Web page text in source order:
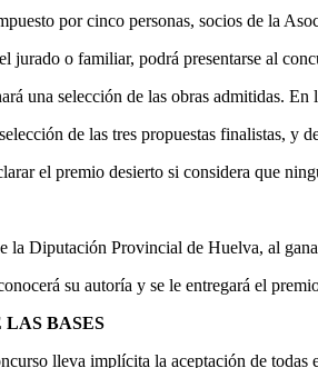
por cinco personas, socios de la
jurado o familiar, podrá presentarse al
una selección de las obras admitidas.
de las tres propuestas finalistas, y
el premio desierto si considera que
la Diputación Provincial de Huelva, al
su autoría y se le entregará el
LAS BASES
lleva implícita la aceptación de todas